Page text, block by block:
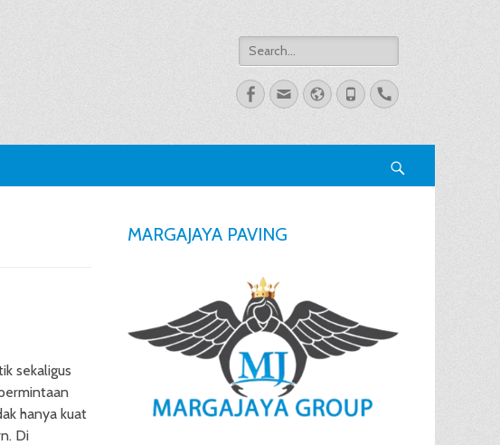
Search
for:
Facebook
EmailWebsite
PhoneHandset
sekaligus
hanya kuat
Di
MARGAJAYA PAVING